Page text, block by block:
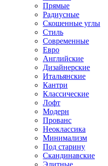
Прямые
Радиусные
Скошенные углы
Стиль
Современные
Евро
Английские
Дизайнерские
Итальянские
Кантри
Классические
Лофт
Модерн
Прованс
Неоклассика
Минимализм
Под старину
Скандинавские
Элитные